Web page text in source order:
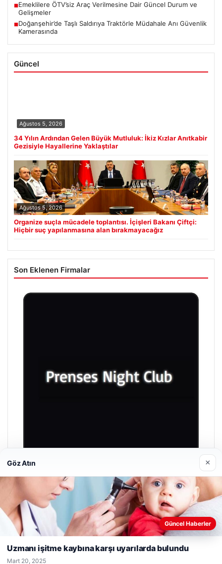
■Emeklilere ÖTV’siz Araç Verilmesine Dair Güncel Durum ve
Gelişmeler
■Doğanşehir’de Taşlı Saldırıya Traktörle Müdahale Anı Güvenlik
Kamerasında
Güncel
Ağustos 5, 2026
34 Yılın Ardından Gelen Büyük Mutluluk: İkiz Kızlar Anıtkabir
Gezisiyle Hayallerine Yaklaştılar
Ağustos 5, 2026
Organize suçla mücadele toplantısı. İçişleri Bakanı Çiftçi:
Hiçbir suç yapılanmasına alan bırakmayacağız
Son Eklenen Firmalar
Prenses Night Club
Nisan 29, 2026
Web sitemizi nasıl kullandığınızı daha iyi anlayabilmek,
deneyiminizi kişiselleştirmek ve geliştirmek amacıyla çerezler
Reddet Kabul Et
Göz Atın ×
Güncel Haberler
Uzmanı işitme kaybına karşı uyarılarda bulundu
Mart 20, 2025